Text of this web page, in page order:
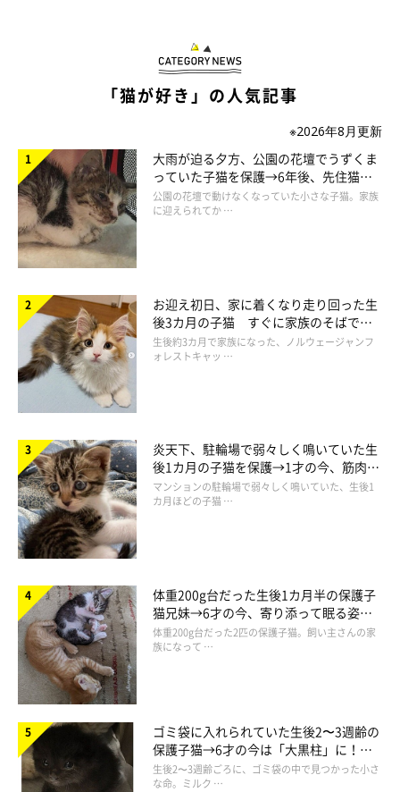
目で追えない程のスピードで起こった大惨事に、おかーさんもび
っくり呆けてしまいます。
ハッ！ そんなことより、大切なたまちゃん！
お湯がかかったりしていないか心配になった、おかーさん。
入っていたのは熱湯ですからね！ かかっていたら、それは大
変！
たまちゃんのもとへ、すぐに駆け寄るおかー
さん
「猫が好き」の人気記事
※2026年8月更新
大雨が迫る夕方、公園の花壇でうずくま
っていた子猫を保護→6年後、先住猫
と“姉妹”のような関係に
公園の花壇で動けなくなっていた小さな子猫。家族
に迎えられてか …
お迎え初日、家に着くなり走り回った生
後3カ月の子猫 すぐに家族のそばで落
ち着く姿に「迎えてよかった」
生後約3カ月で家族になった、ノルウェージャンフ
ォレストキャッ …
炎天下、駐輪場で弱々しく鳴いていた生
後1カ月の子猫を保護→1才の今、筋肉質
でツンデレなコに成長
マンションの駐輪場で弱々しく鳴いていた、生後1
カ月ほどの子猫 …
体重200g台だった生後1カ月半の保護子
猫兄妹→6才の今、寄り添って眠る姿に
ほっこり！
体重200g台だった2匹の保護子猫。飼い主さんの家
族になって …
ゴミ袋に入れられていた生後2〜3週齢の
保護子猫→6才の今は「大黒柱」に！
美しい黒猫に成長した姿にグッとくる
生後2〜3週齢ごろに、ゴミ袋の中で見つかった小さ
な命。ミルク …